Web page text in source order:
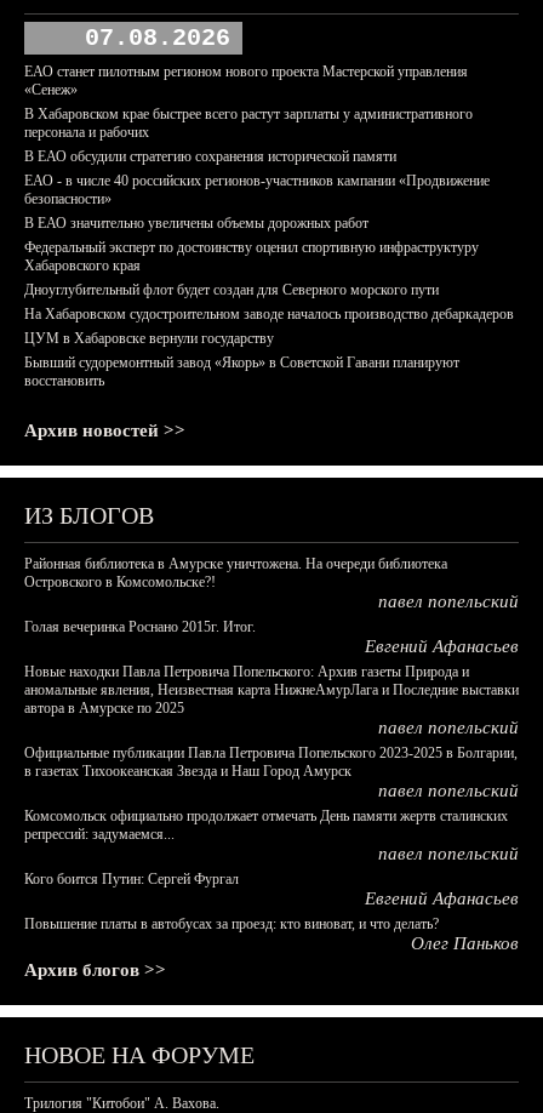
07.08.2026
ЕАО станет пилотным регионом нового проекта Мастерской управления
«Сенеж»
В Хабаровском крае быстрее всего растут зарплаты у административного
персонала и рабочих
В ЕАО обсудили стратегию сохранения исторической памяти
ЕАО - в числе 40 российских регионов-участников кампании «Продвижение
безопасности»
В ЕАО значительно увеличены объемы дорожных работ
Федеральный эксперт по достоинству оценил спортивную инфраструктуру
Хабаровского края
Дноуглубительный флот будет создан для Северного морского пути
На Хабаровском судостроительном заводе началось производство дебаркадеров
ЦУМ в Хабаровске вернули государству
Бывший судоремонтный завод «Якорь» в Советской Гавани планируют
восстановить
Архив новостей >>
ИЗ БЛОГОВ
Районная библиотека в Амурске уничтожена. На очереди библиотека
Островского в Комсомольске?!
павел попельский
Голая вечеринка Роснано 2015г. Итог.
Евгений Афанасьев
Новые находки Павла Петровича Попельского: Архив газеты Природа и
аномальные явления, Неизвестная карта НижнеАмурЛага и Последние выставки
автора в Амурске по 2025
павел попельский
Официальные публикации Павла Петровича Попельского 2023-2025 в Болгарии,
в газетах Тихоокеанская Звезда и Наш Город Амурск
павел попельский
Комсомольск официально продолжает отмечать День памяти жертв сталинских
репрессий: задумаемся...
павел попельский
Кого боится Путин: Сергей Фургал
Евгений Афанасьев
Повышение платы в автобусах за проезд: кто виноват, и что делать?
Олег Паньков
Архив блогов >>
НОВОЕ НА ФОРУМЕ
Трилогия "Китобои" А. Вахова.